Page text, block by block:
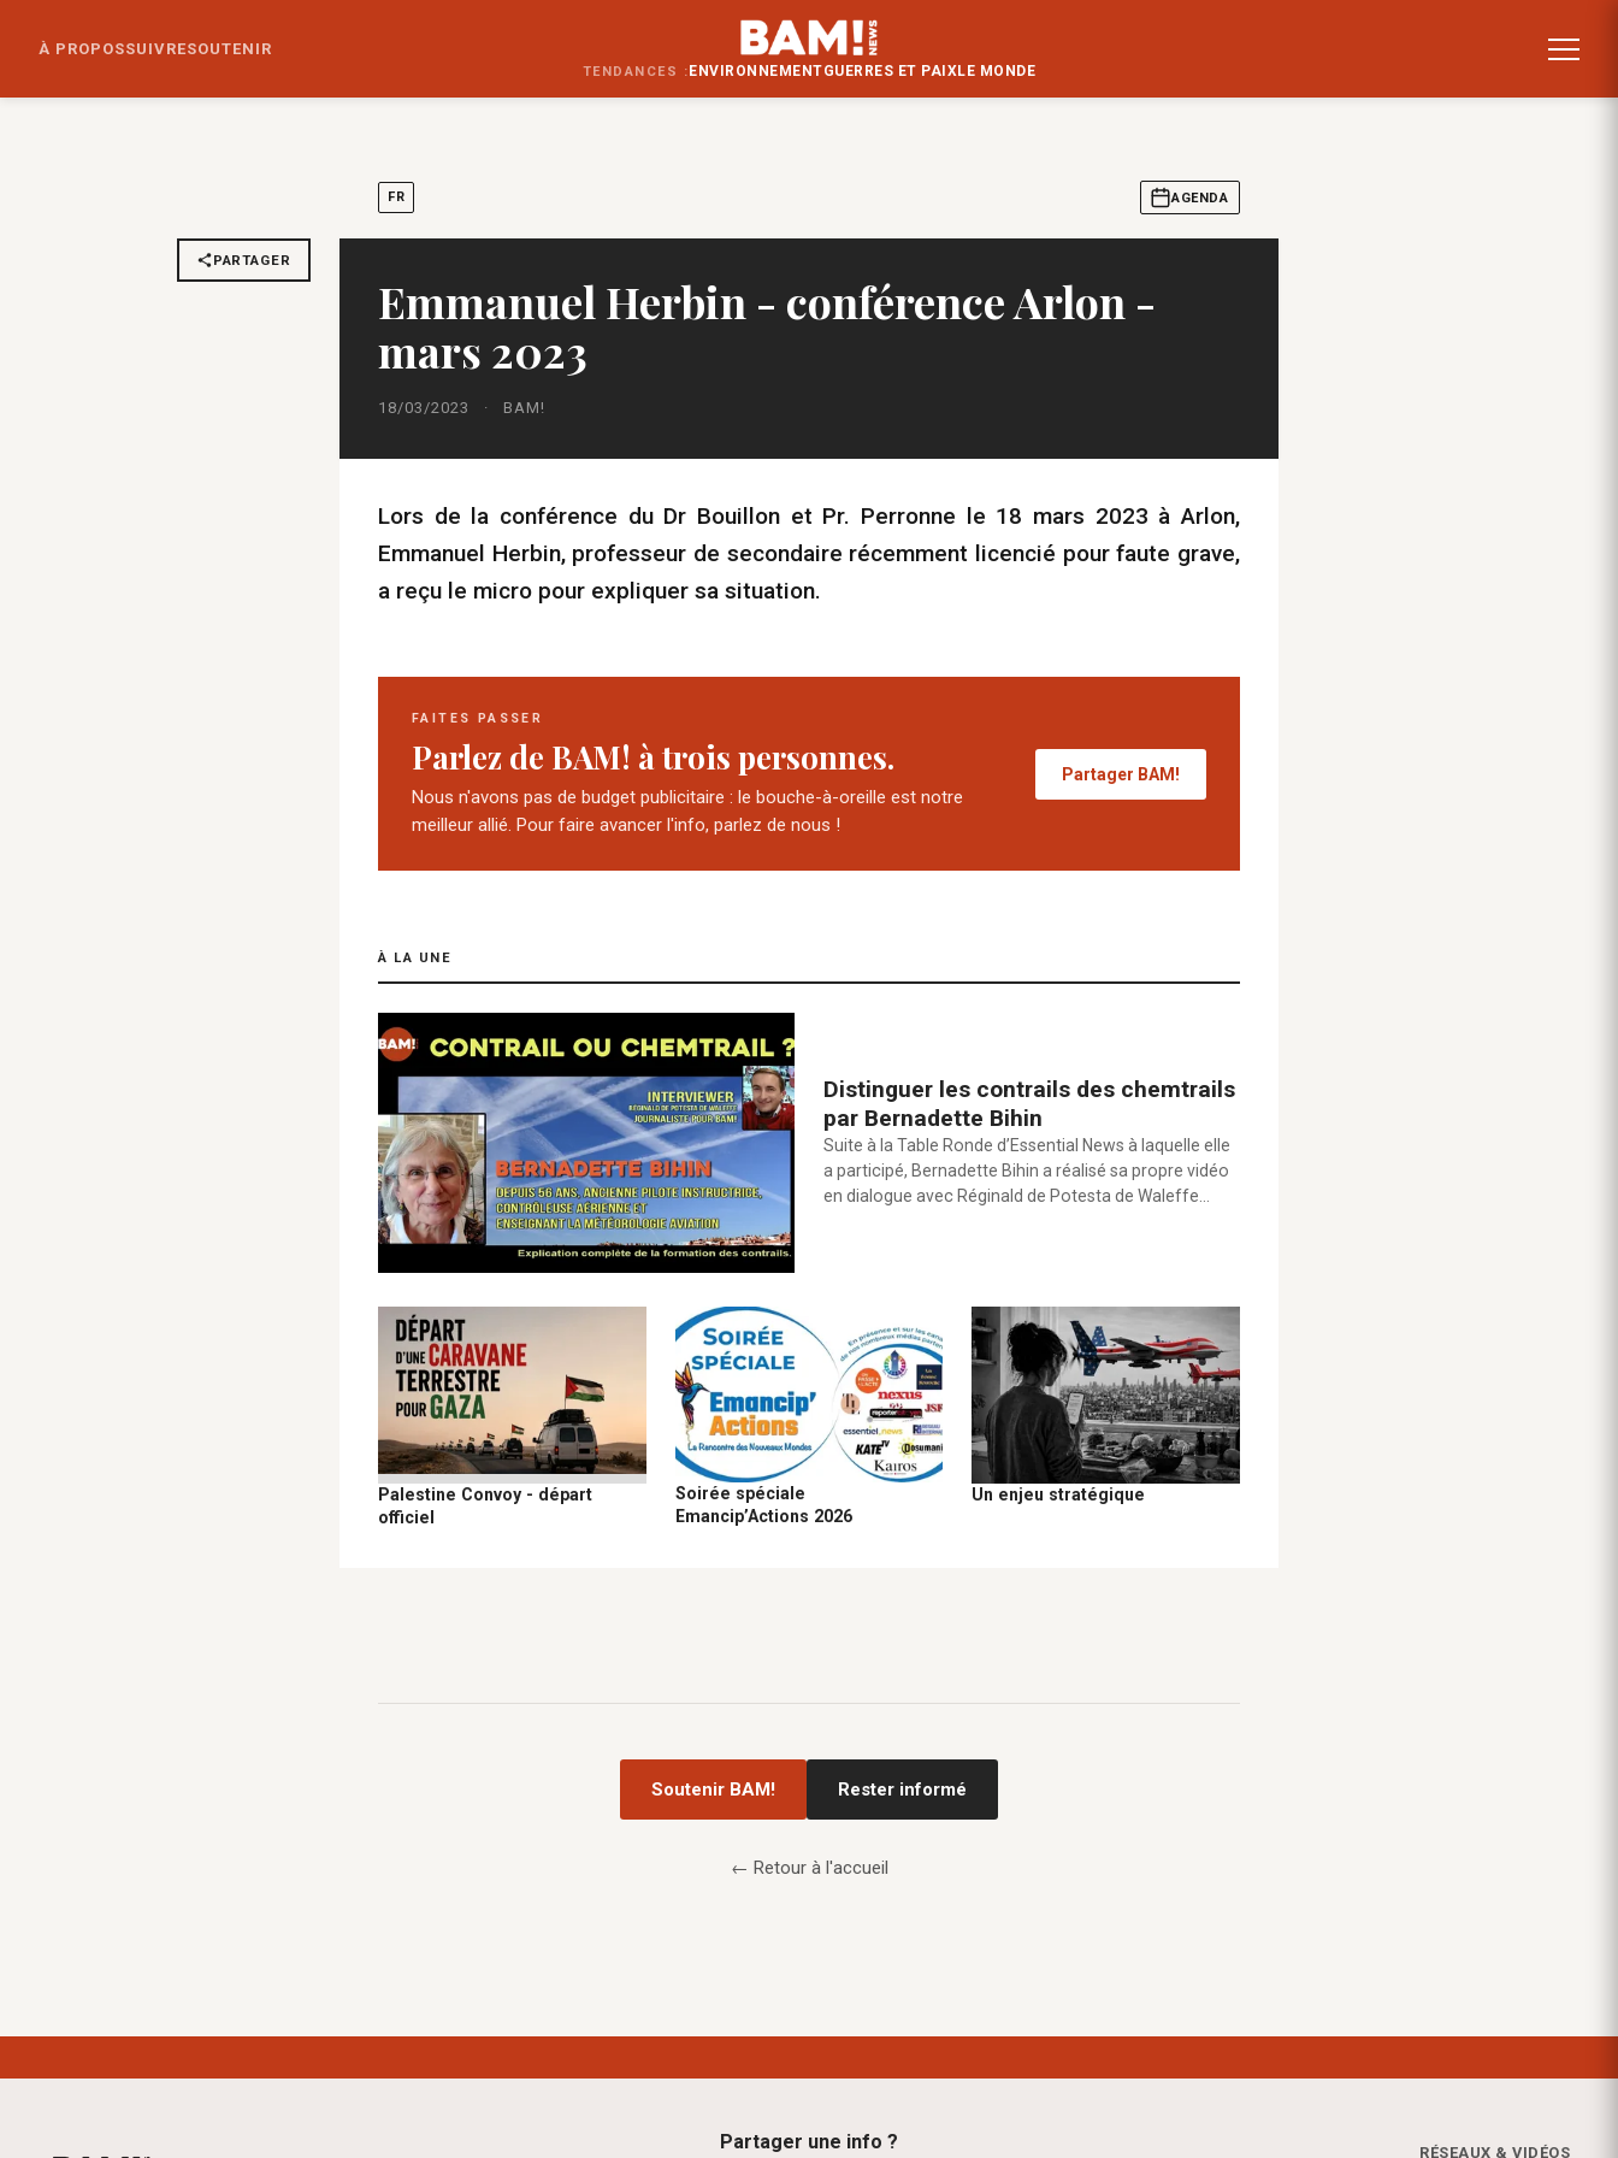
À PROPOSSUIVRESOUTENIR
TENDANCES : ENVIRONNEMENTGUERRES ET PAIXLE MONDE
FR AGENDA
PARTAGER
Emmanuel Herbin - conférence Arlon -
mars 2023
18/03/2023 · BAM!
Lors de la conférence du Dr Bouillon et Pr. Perronne le 18 mars 2023 à Arlon,
Emmanuel Herbin, professeur de secondaire récemment licencié pour faute grave,
a reçu le micro pour expliquer sa situation.
FAITES PASSER
Parlez de BAM! à trois personnes.
Nous n'avons pas de budget publicitaire : le bouche-à-oreille est notre
meilleur allié. Pour faire avancer l'info, parlez de nous !
Partager BAM!
À LA UNE
Distinguer les contrails des chemtrails
par Bernadette Bihin
Suite à la Table Ronde d’Essential News à laquelle elle
a participé, Bernadette Bihin a réalisé sa propre vidéo
en dialogue avec Réginald de Potesta de Waleffe…
Palestine Convoy - départ
officiel
Soirée spéciale
Emancip’Actions 2026
Un enjeu stratégique
Soutenir BAM! Rester informé
← Retour à l'accueil
Partager une info ? RÉSEAUX & VIDÉOS